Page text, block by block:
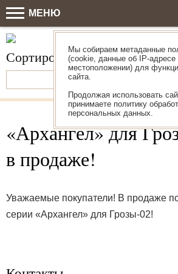
МЕНЮ
Сортировать по оружию
«Архангел» для
в продаже!
Уважаемые покупатели! В продаже
серии «Архангел» для Грозы-02!
Мы собираем метаданные
(cookie, данные об IP-адресе
местоположении) для
сайта.
Продолжая использовать
принимаете политику
персональных данных.